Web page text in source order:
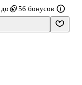
обновлённого
классов,
56 бонусов